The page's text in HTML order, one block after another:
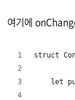
여기에
struct
let